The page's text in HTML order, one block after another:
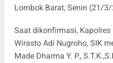
Lombok Barat, Senin (21/
Saat dikonfirmasi,
Wirasto Adi Nugroho, SIK
Made Dharma Y. P.,